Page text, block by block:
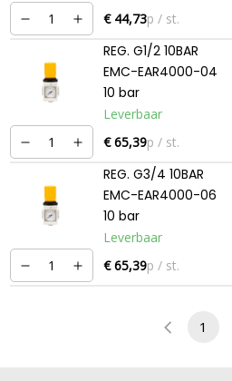
€ 44,73p / st.
REG. G1/2 10BAR
EMC-EAR4000-04
10 bar
Leverbaar
€ 65,39p / st.
REG. G3/4 10BAR
EMC-EAR4000-06
10 bar
Leverbaar
€ 65,39p / st.
1